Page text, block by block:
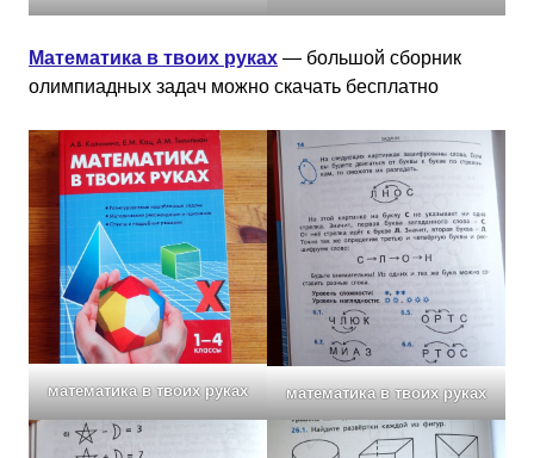
Математика в твоих руках — большой сборник
олимпиадных задач можно скачать бесплатно
математика в твоих руках математика в твоих руках